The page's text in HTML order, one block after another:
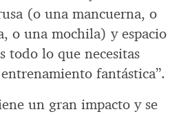
(o una mancuerna, o
o una mochila) y espacio
todo lo que necesitas
fantástica”.
un gran impacto y se